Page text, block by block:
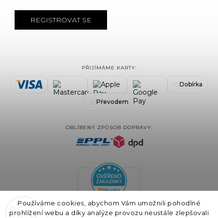
Používáme cookies, abychom Vám umožnili pohodlné
prohlížení webu a díky analýze provozu neustále zlepšovali
REGISTROVAT SE
PŘIJÍMÁME KARTY:
Dobírka
Převodem
OBLÍBENÝ ZPŮSOB DOPRAVY: